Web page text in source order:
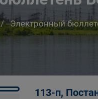
Электронный
113-п,